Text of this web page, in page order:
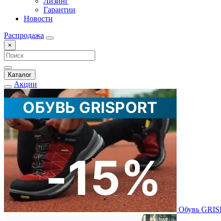
Гарантии
Новости
Распродажа
×
Каталог
Акции
Обувь